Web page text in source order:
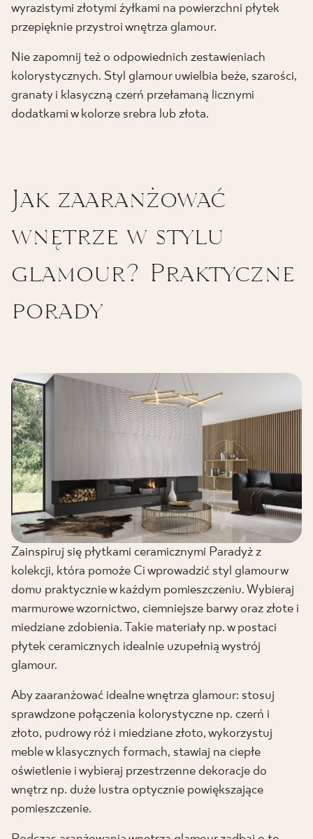
wyrazistymi złotymi żyłkami na powierzchni płytek
przepięknie przystroi wnętrza glamour.
Nie zapomnij też o odpowiednich zestawieniach
kolorystycznych. Styl glamour uwielbia beże, szarości,
granaty i klasyczną czerń przełamaną licznymi
dodatkami w kolorze srebra lub złota.
Jak zaaranżować
wnętrze w stylu
glamour? Praktyczne
porady
Zainspiruj się płytkami ceramicznymi Paradyż z
kolekcji, która pomoże Ci wprowadzić styl glamour w
domu praktycznie w każdym pomieszczeniu. Wybieraj
marmurowe wzornictwo, ciemniejsze barwy oraz złote i
miedziane zdobienia. Takie materiały np. w postaci
płytek ceramicznych idealnie uzupełnią wystrój
glamour.
Aby zaaranżować idealne wnętrza glamour: stosuj
sprawdzone połączenia kolorystyczne np. czerń i
złoto, pudrowy róż i miedziane złoto, wykorzystuj
meble w klasycznych formach, stawiaj na ciepłe
oświetlenie i wybieraj przestrzenne dekoracje do
wnętrz np. duże lustra optycznie powiększające
pomieszczenie.